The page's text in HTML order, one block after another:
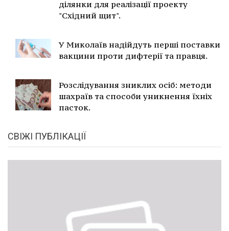
ділянки для реалізації проекту
"Східний щит".
У Миколаїв надійдуть перші поставки
вакцини проти дифтерії та правця.
Розслідування зниклих осіб: методи
шахраїв та способи уникнення їхніх
пасток.
СВІЖІ ПУБЛІКАЦІЇ